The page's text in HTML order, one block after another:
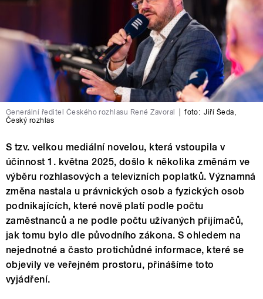
Generální ředitel Českého rozhlasu René Zavoral foto: Jiří Šeda
Český rozhlas
S tzv. velkou mediální novelou, která vstoupila v
účinnost 1. května 2025, došlo k několika změnám ve
výběru rozhlasových a televizních poplatků. Významná
změna nastala u právnických osob a fyzických osob
podnikajících, které nově platí podle počtu
zaměstnanců a ne podle počtu užívaných přijímačů,
jak tomu bylo dle původního zákona. S ohledem na
nejednotné a často protichůdné informace, které se
objevily ve veřejném prostoru, přinášíme toto
vyjádření.